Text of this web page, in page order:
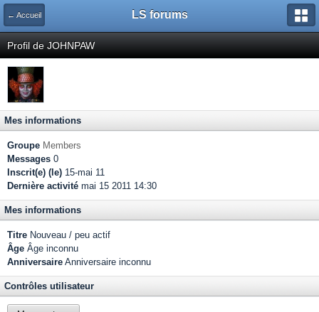
← Accueil LS forums
Profil de JOHNPAW
Mes informations
Groupe Members
Messages 0
Inscrit(e) (le) 15-mai 11
Dernière activité mai 15 2011 14:30
Mes informations
Titre Nouveau / peu actif
Âge Âge inconnu
Anniversaire Anniversaire inconnu
Contrôles utilisateur